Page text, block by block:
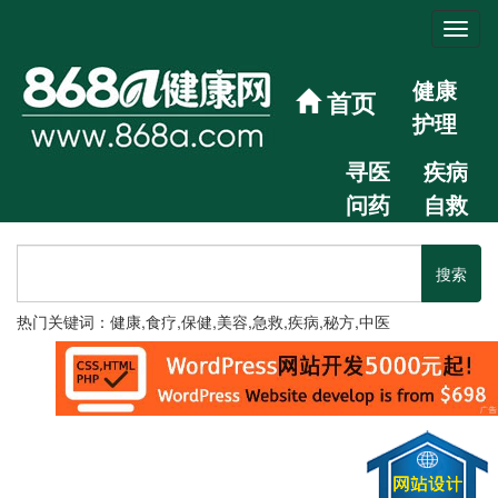
首页
健康
护理
寻医
问药
疾病
自救
热门关键词：健康,食疗,保健,美容,急救,疾病,秘方,中医